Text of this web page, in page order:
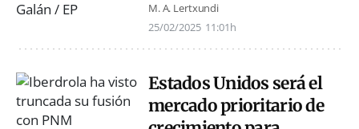
M. A. Lertxundi
25/02/2025 11:01h
Estados Unidos será el
mercado prioritario de